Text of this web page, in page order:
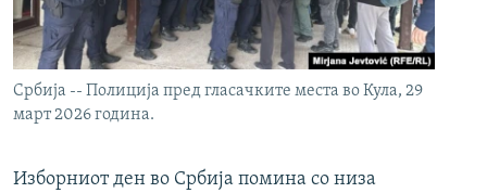
Србија -- Полиција пред гласачките места во Кула, 29
март 2026 година.
Изборниот ден во Србија помина со низа